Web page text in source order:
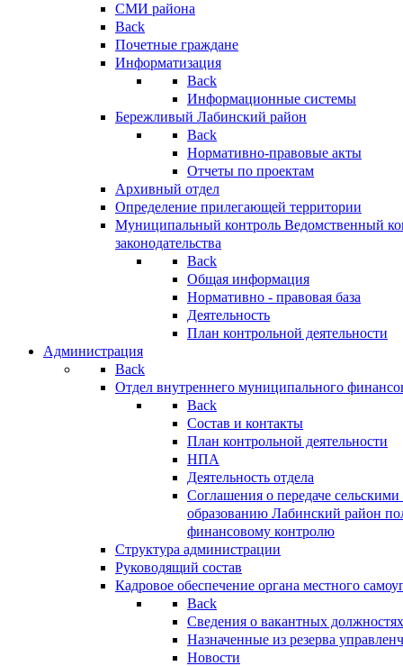
СМИ района
Back
Почетные граждане
Информатизация
Back
Информационные системы
Бережливый Лабинский район
Back
Нормативно-правовые акты
Отчеты по проектам
Архивный отдел
Определение прилегающей территории
Муниципальный контроль Ведомственный
законодательства
Back
Общая информация
Нормативно - правовая база
Деятельность
План контрольной деятельности
Администрация
Back
Отдел внутреннего муниципального
Back
Состав и контакты
План контрольной деятельности
НПА
Деятельность отдела
Соглашения о передаче
образованию Лабинский район
финансовому контролю
Структура администрации
Руководящий состав
Кадровое обеспечение органа местного
Back
Сведения о вакантных
Назначенные из резерва
Новости